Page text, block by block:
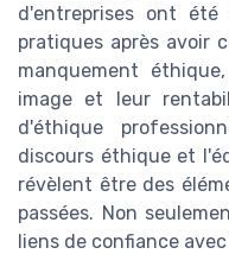
d'entreprises ont été
pratiques après avoir
manquement
image et leur
d'éthique
discours éthique et
révèlent être des
passées. Non
liens de confiance